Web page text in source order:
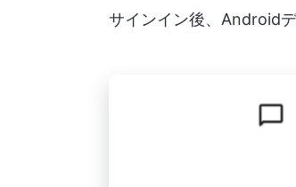
サインイン後、Android